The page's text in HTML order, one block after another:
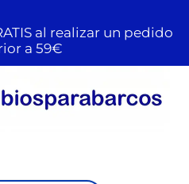
al realizar un pedido
a 59€